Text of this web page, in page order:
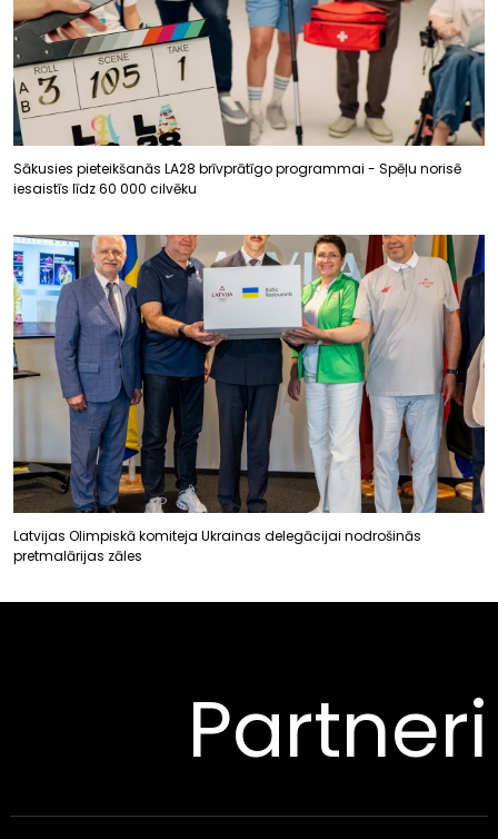
Sākusies pieteikšanās LA28 brīvprātīgo programmai - Spēļu norisē
iesaistīs līdz 60 000 cilvēku
Latvijas Olimpiskā komiteja Ukrainas delegācijai nodrošinās
pretmalārijas zāles
Partneri